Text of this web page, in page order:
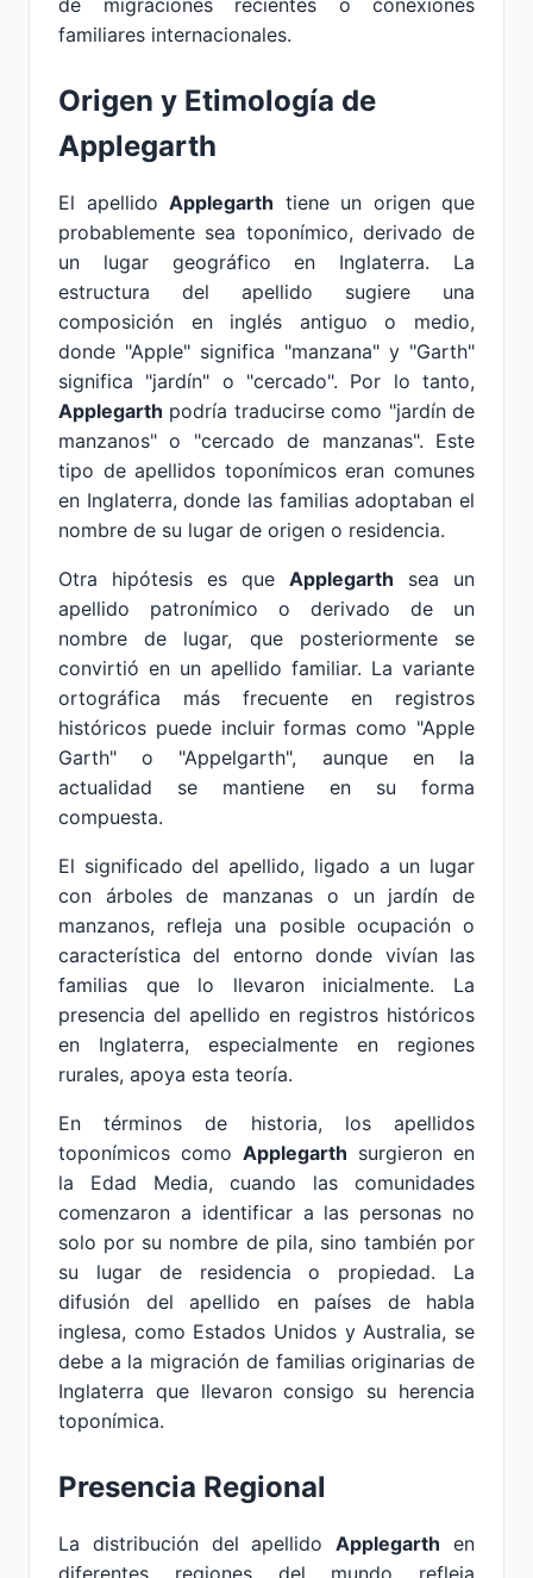
de migraciones recientes o conexiones
familiares internacionales.
Origen y Etimología de
Applegarth
El apellido Applegarth tiene un origen que
probablemente sea toponímico, derivado de
un lugar geográfico en Inglaterra. La
estructura del apellido sugiere una
composición en inglés antiguo o medio,
donde "Apple" significa "manzana" y "Garth"
significa "jardín" o "cercado". Por lo tanto,
Applegarth podría traducirse como "jardín de
manzanos" o "cercado de manzanas". Este
tipo de apellidos toponímicos eran comunes
en Inglaterra, donde las familias adoptaban el
nombre de su lugar de origen o residencia.
Otra hipótesis es que Applegarth sea un
apellido patronímico o derivado de un
nombre de lugar, que posteriormente se
convirtió en un apellido familiar. La variante
ortográfica más frecuente en registros
históricos puede incluir formas como "Apple
Garth" o "Appelgarth", aunque en la
actualidad se mantiene en su forma
compuesta.
El significado del apellido, ligado a un lugar
con árboles de manzanas o un jardín de
manzanos, refleja una posible ocupación o
característica del entorno donde vivían las
familias que lo llevaron inicialmente. La
presencia del apellido en registros históricos
en Inglaterra, especialmente en regiones
rurales, apoya esta teoría.
En términos de historia, los apellidos
toponímicos como Applegarth surgieron en
la Edad Media, cuando las comunidades
comenzaron a identificar a las personas no
solo por su nombre de pila, sino también por
su lugar de residencia o propiedad. La
difusión del apellido en países de habla
inglesa, como Estados Unidos y Australia, se
debe a la migración de familias originarias de
Inglaterra que llevaron consigo su herencia
toponímica.
Presencia Regional
La distribución del apellidoApplegarth en
diferentes regiones del mundo refleja